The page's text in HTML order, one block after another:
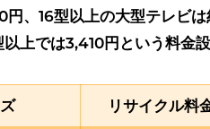
円、16型以上の大型テレビ
上では3,410円という料金設
リサイクル料